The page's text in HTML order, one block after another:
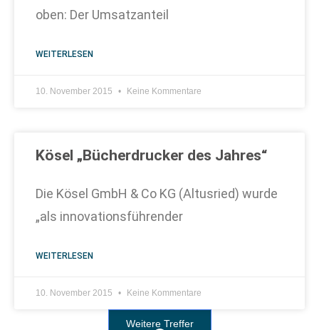
oben: Der Umsatzanteil
WEITERLESEN
10. November 2015 Keine Kommentare
Kösel „Bücherdrucker des Jahres“
Die Kösel GmbH & Co KG (Altusried) wurde
„als innovationsführender
WEITERLESEN
10. November 2015 Keine Kommentare
Weitere Treffer